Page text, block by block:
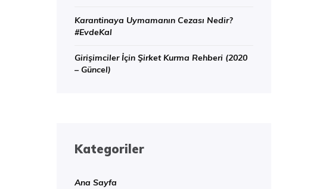
Karantinaya Uymamanın Cezası Nedir?
#EvdeKal
Girişimciler İçin Şirket Kurma Rehberi (2020
– Güncel)
Kategoriler
Ana Sayfa